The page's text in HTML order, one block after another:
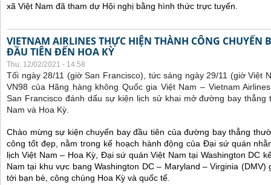
xã Việt Nam đã tham dự Hội nghị bằng hình thức trực tuyến.
VIETNAM AIRLINES THỰC HIỆN THÀNH CÔNG CHUYẾN
ĐẦU TIÊN ĐẾN HOA KỲ
Thu, 12/02/2021 - 14:58
Tối ngày 28/11 (giờ San Francisco), tức sáng ngày 29/11 (giờ Việt
VN98 của Hãng hàng không Quốc gia Việt Nam – Vietnam
San Francisco đánh dấu sự kiện lịch sử khai mở đường bay
Nam và Hoa Kỳ.
Chào mừng sự kiện chuyến bay đầu tiên của đường bay thẳng
công tốt đẹp, nằm trong kế hoạch hành động của Đại sứ quán
lịch Việt Nam – Hoa Kỳ, Đại sứ quán Việt Nam tại Washington DC
Nam tại khu vực bang Washington DC – Maryland – Virginia
tới bạn bè, công chúng Hoa Kỳ và quốc tế.